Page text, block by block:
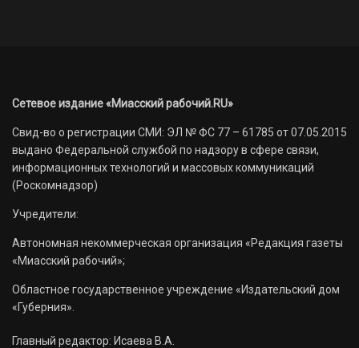
Сетевое издание «Миасский рабочий.RU»
Свид-во о регистрации СМИ: ЭЛ № ФС 77 – 61785 от 07.05.2015
выдано Федеральной службой по надзору в сфере связи,
информационных технологий и массовых коммуникаций
(Роскомнадзор)
Учредители:
Автономная некоммерческая организация «Редакция газеты
«Миасский рабочий»;
Областное государственное учреждение «Издательский дом
«Губерния».
Главный редактор: Исаева В.А.